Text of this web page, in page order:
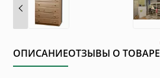
ОПИСАНИЕОТЗЫВЫ О ТОВАРЕ